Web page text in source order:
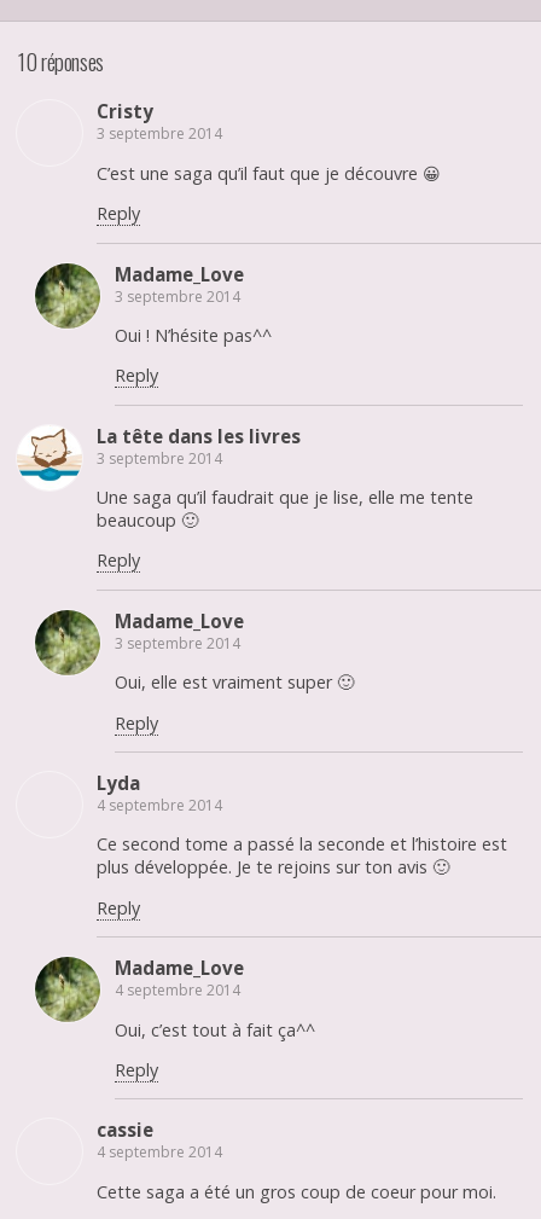
10 réponses
Cristy
3 septembre 2014
C’est une saga qu’il faut que je découvre 😀
Reply
Madame_Love
3 septembre 2014
Oui ! N’hésite pas^^
Reply
La tête dans les livres
3 septembre 2014
Une saga qu’il faudrait que je lise, elle me tente
beaucoup 🙂
Reply
Madame_Love
3 septembre 2014
Oui, elle est vraiment super 🙂
Reply
Lyda
4 septembre 2014
Ce second tome a passé la seconde et l’histoire est
plus développée. Je te rejoins sur ton avis 🙂
Reply
Madame_Love
4 septembre 2014
Oui, c’est tout à fait ça^^
Reply
cassie
4 septembre 2014
Cette saga a été un gros coup de coeur pour moi.